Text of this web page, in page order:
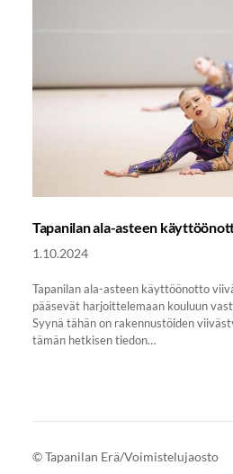
Tapanilan ala-asteen
1.10.2024
Tapanilan ala-asteen käyttöönotto
pääsevät harjoittelemaan kouluun
Syynä tähän on rakennustöiden
tämän hetkisen tiedon…
©Tapanilan Erä/Voimistelujaosto